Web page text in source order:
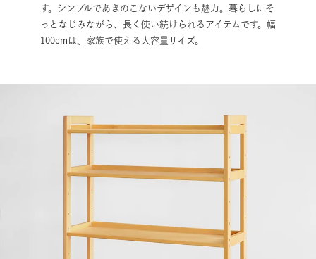
す。シンプルであきのこないデザインも魅力。暮らしにそ
っとなじみながら、長く使い続けられるアイテムです。幅
100cmは、家族で使える大容量サイズ。